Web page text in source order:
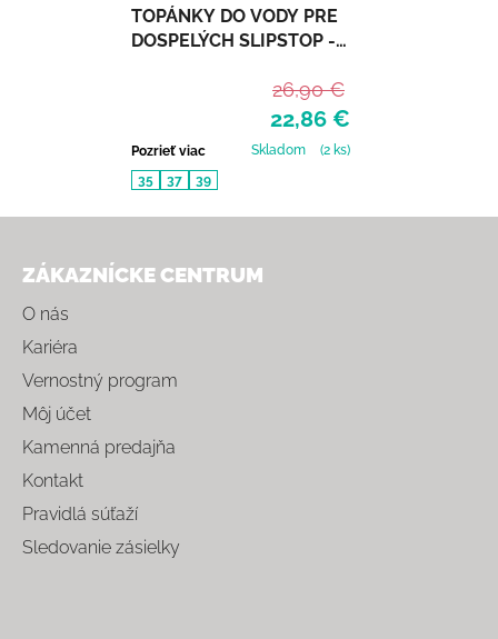
TOPÁNKY DO VODY PRE
DOSPELÝCH SLIPSTOP -
22,86 €
26,90 €
Pozrieť viac Skladom
(2 ks)
35
37 39
ZÁKAZNÍCKE CENTRUM
O nás
Kariéra
Vernostný program
Môj účet
Kamenná predajňa
Kontakt
Pravidlá súťaží
Sledovanie zásielky